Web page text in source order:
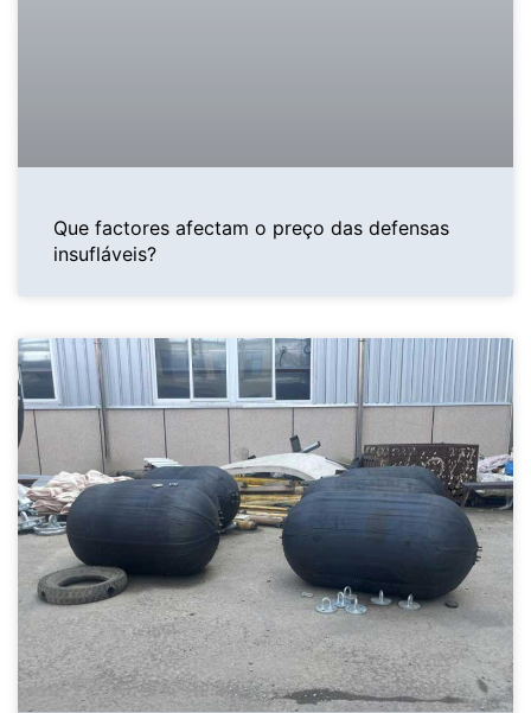
Que factores afectam o preço das defensas
insufláveis?